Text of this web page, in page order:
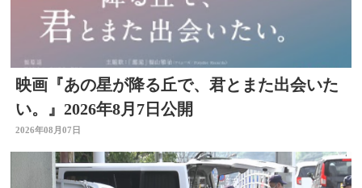
映画『あの星が降る丘で、君とまた出会いた
い。』2026年8月7日公開
2026年08月07日